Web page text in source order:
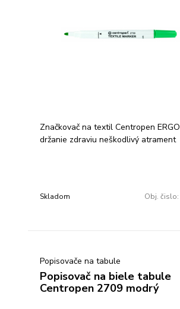
Značkovač na textil Centropen ERGO
držanie zdraviu neškodlivý atrament
Skladom Obj. čislo:
Popisovače na tabule
Popisovač na biele tabule
Centropen 2709 modrý